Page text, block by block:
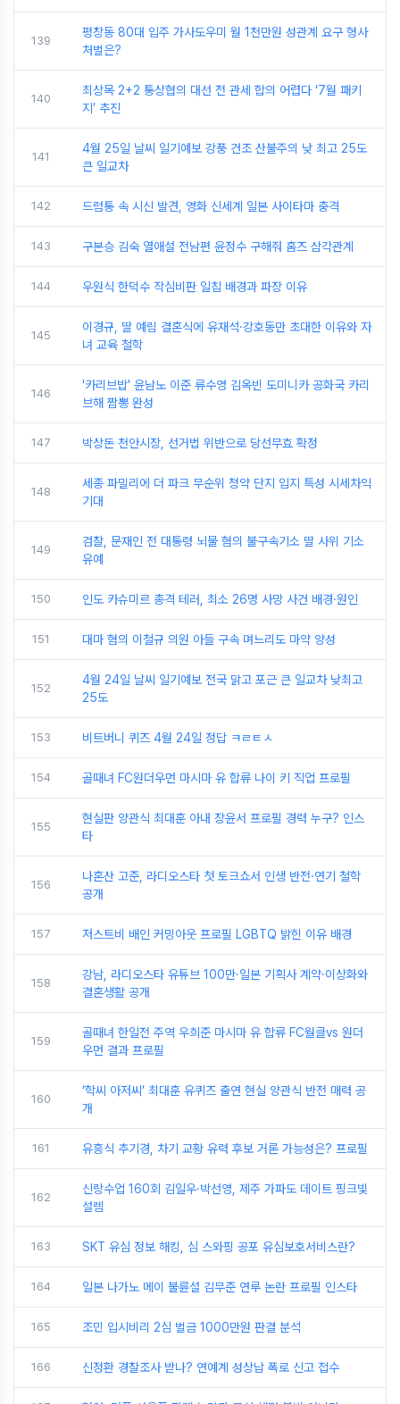
139
평창동 80대 입주 가사도우미 월 1천만원 성관계 요구 형사
처벌은?
140
최상목 2+2 통상협의 대선 전 관세 합의 어렵다 ‘7월 패키
지’ 추진
141
4월 25일 날씨 일기예보 강풍 건조 산불주의 낮 최고 25도
큰 일교차
142 드럼통 속 시신 발견, 영화 신세계 일본 사이타마 충격
143 구본승 김숙 열애설 전남편 윤정수 구해줘 홈즈 삼각관계
144 우원식 한덕수 작심비판 일침 배경과 파장 이유
145
이경규, 딸 예림 결혼식에 유재석·강호동만 초대한 이유와 자
녀 교육 철학
146
'카리브밥' 윤남노 이준 류수영 김옥빈 도미니카 공화국 카리
브해 짬뽕 완성
147 박상돈 천안시장, 선거법 위반으로 당선무효 확정
148
세종 파밀리에 더 파크 무순위 청약 단지 입지 특성 시세차익
기대
149
검찰, 문재인 전 대통령 뇌물 혐의 불구속기소 딸 사위 기소
유예
150 인도 카슈미르 총격 테러, 최소 26명 사망 사건 배경·원인
151 대마 혐의 이철규 의원 아들 구속 며느리도 마약 양성
152
4월 24일 날씨 일기예보 전국 맑고 포근 큰 일교차 낮최고
25도
153 비트버니 퀴즈 4월 24일 정답 ㅋㄹㅌㅅ
154 골때녀 FC원더우먼 마시마 유 합류 나이 키 직업 프로필
155
현실판 양관식 최대훈 아내 장윤서 프로필 경력 누구? 인스
타
156
나혼산 고준, 라디오스타 첫 토크쇼서 인생 반전·연기 철학
공개
157 저스트비 배인 커밍아웃 프로필 LGBTQ 밝힌 이유 배경
158
강남, 라디오스타 유튜브 100만·일본 기획사 계약·이상화와
결혼생활 공개
159
골때녀 한일전 주역 우희준 마시마 유 합류 FC월클vs 원더
우먼 결과 프로필
160
‘학씨 아저씨’ 최대훈 유퀴즈 출연 현실 양관식 반전 매력 공
개
161 유흥식 추기경, 차기 교황 유력 후보 거론 가능성은? 프로필
162
신랑수업 160회 김일우·박선영, 제주 가파도 데이트 핑크빛
설렘
163 SKT 유심 정보 해킹, 심 스와핑 공포 유심보호서비스란?
164 일본 나가노 메이 불륜설 김무준 연루 논란 프로필 인스타
165 조민 입시비리 2심 벌금 1000만원 판결 분석
166 신정환 경찰조사 받나? 연예계 성상납 폭로 신고 접수